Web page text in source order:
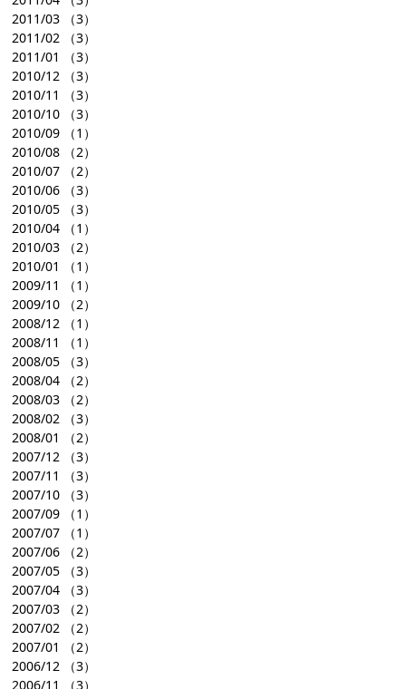
2011/03 （3）
2011/02 （3）
2011/01
（3）
2010/12 （3）
2010/11
（3）
2010/10 （3）
2010/09 （1）
2010/08 （2）
2010/07 （2）
2010/06 （3）
2010/05 （3）
2010/04 （1）
2010/03 （2）
2010/01
（1）
2009/11
（1）
2009/10 （2）
2008/12 （1）
2008/11
（1）
2008/05 （3）
2008/04 （2）
2008/03 （2）
2008/02 （3）
2008/01
（2）
2007/12 （3）
2007/11
（3）
2007/10 （3）
2007/09 （1）
2007/07 （1）
2007/06 （2）
2007/05 （3）
2007/04 （3）
2007/03 （2）
2007/02 （2）
2007/01
（2）
2006/12 （3）
2006/11
（3）